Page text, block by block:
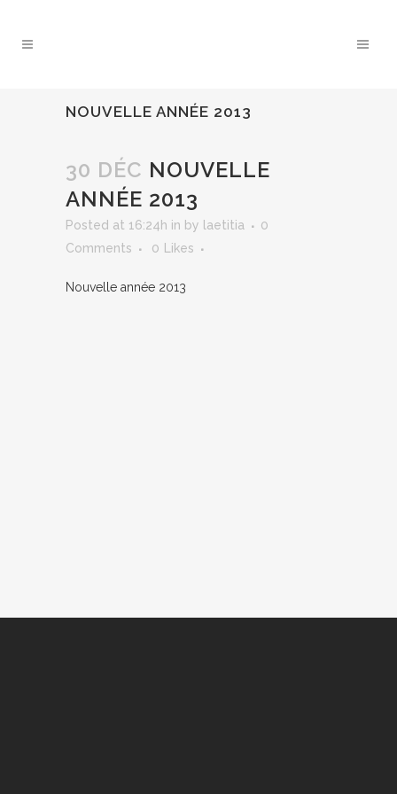
NOUVELLE ANNÉE 2013
30 DÉC NOUVELLE
ANNÉE 2013
Posted at 16:24h in by laetitia
0
Comments
0 Likes
Nouvelle année 2013